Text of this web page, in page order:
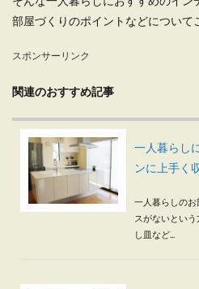
部屋づくりのポイントなどについて
スポンサーリンク
関連のおすすめ記事
一人暮らし
ンに上手く
一人暮らしの
スがないとい
し皿など...